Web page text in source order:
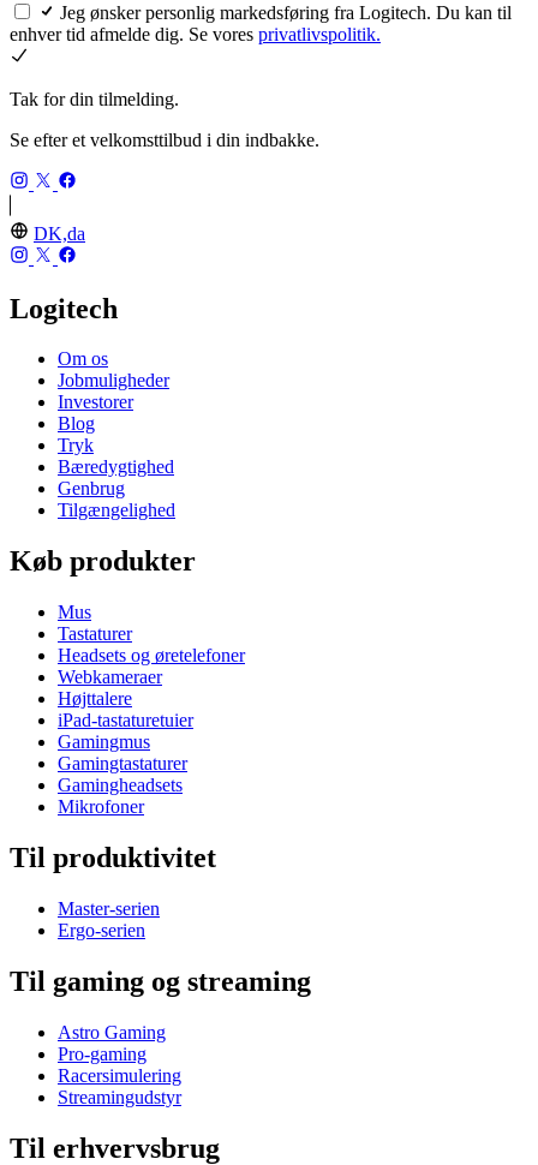
Jeg ønsker personlig markedsføring fra Logitech. Du kan til
enhver tid afmelde dig. Se vores privatlivspolitik.
Tak for din tilmelding.
Se efter et velkomsttilbud i din indbakke.
DK,da
Logitech
Om os
Jobmuligheder
Investorer
Blog
Tryk
Bæredygtighed
Genbrug
Tilgængelighed
Køb produkter
Mus
Tastaturer
Headsets og øretelefoner
Webkameraer
Højttalere
iPad-tastaturetuier
Gamingmus
Gamingtastaturer
Gamingheadsets
Mikrofoner
Til produktivitet
Master-serien
Ergo-serien
Til gaming og streaming
Astro Gaming
Pro-gaming
Racersimulering
Streamingudstyr
Til erhvervsbrug